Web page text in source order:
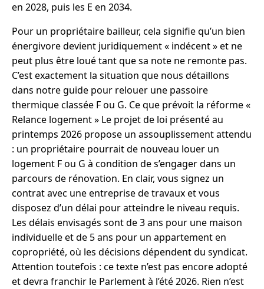
en 2028, puis les E en 2034.
Pour un propriétaire bailleur, cela signifie qu’un bien
énergivore devient juridiquement « indécent » et ne
peut plus être loué tant que sa note ne remonte pas.
C’est exactement la situation que nous détaillons
dans notre guide pour relouer une passoire
thermique classée F ou G. Ce que prévoit la réforme «
Relance logement » Le projet de loi présenté au
printemps 2026 propose un assouplissement attendu
: un propriétaire pourrait de nouveau louer un
logement F ou G à condition de s’engager dans un
parcours de rénovation. En clair, vous signez un
contrat avec une entreprise de travaux et vous
disposez d’un délai pour atteindre le niveau requis.
Les délais envisagés sont de 3 ans pour une maison
individuelle et de 5 ans pour un appartement en
copropriété, où les décisions dépendent du syndicat.
Attention toutefois : ce texte n’est pas encore adopté
et devra franchir le Parlement à l’été 2026. Rien n’est